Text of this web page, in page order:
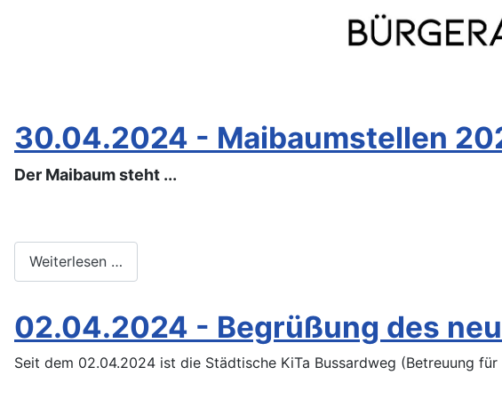
30.04.2024 - Maibaumstellen
Der Maibaum steht ...
Weiterlesen …
02.04.2024 - Begrüßung des
Seit dem 02.04.2024 ist die Städtische KiTa Bussardweg (Betreuung